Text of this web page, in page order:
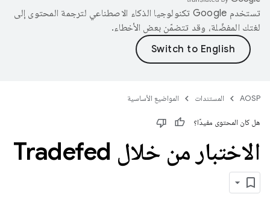
تستخدم Google تكنولوجيا الذكاء الاصطناعي لترجمة المحتوى إلى
لغتك المفضّلة، وقد تتضمّن بعض الأخطاء.
AOSP المستندات المواضيع الأساسية
هل كان المحتوى مفيدًا؟
الاختبار من خلال Tradefed